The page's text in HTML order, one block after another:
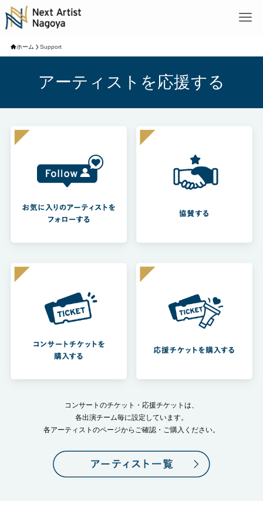
ホーム Support
アーティストを応援する
コンサートのチケット・応援チケットは、
各出演チーム毎に設定しています。
各アーティストのページからご確認・ご購入ください。